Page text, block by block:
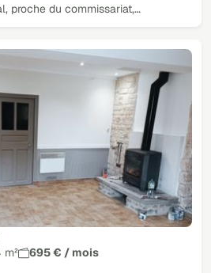
proche du commissariat,…
m² 695 € / mois